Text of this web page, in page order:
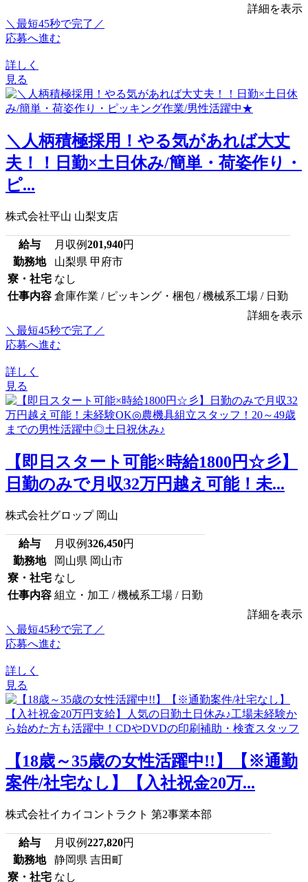
詳細を表示
＼最短45秒で完了／
応募へ進む
詳しく
見る
＼人柄積極採用！やる気があれば大丈
夫！！日勤×土日休み/簡単・荷姿作り・
ピ...
株式会社平山 山梨支店
給与 月収例201,940円
勤務地
山梨県 甲府市
寮・社宅 なし
仕事内容 倉庫作業 / ピッキング・梱包 / 機械系工場 / 日勤
詳細を表示
＼最短45秒で完了／
応募へ進む
詳しく
見る
【即日スタート可能×時給1800円☆彡】
日勤のみで月収32万円越え可能！未...
株式会社グロップ 岡山
給与 月収例326,450円
勤務地
岡山県 岡山市
寮・社宅 なし
仕事内容 組立・加工 / 機械系工場 / 日勤
詳細を表示
＼最短45秒で完了／
応募へ進む
詳しく
見る
【18歳～35歳の女性活躍中!!】【※通勤
案件/社宅なし】【入社祝金20万...
株式会社イカイコントラクト 第2事業本部
給与 月収例227,820円
勤務地
静岡県 吉田町
寮・社宅 なし